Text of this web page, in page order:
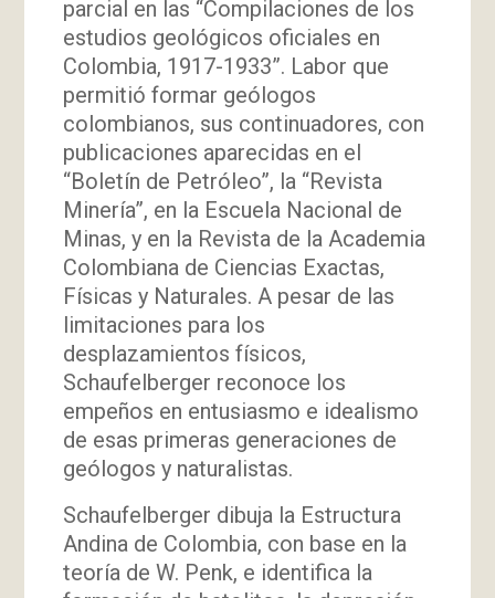
parcial en las “Compilaciones de los
estudios geológicos oficiales en
Colombia, 1917-1933”. Labor que
permitió formar geólogos
colombianos, sus continuadores, con
publicaciones aparecidas en el
“Boletín de Petróleo”, la “Revista
Minería”, en la Escuela Nacional de
Minas, y en la Revista de la Academia
Colombiana de Ciencias Exactas,
Físicas y Naturales. A pesar de las
limitaciones para los
desplazamientos físicos,
Schaufelberger reconoce los
empeños en entusiasmo e idealismo
de esas primeras generaciones de
geólogos y naturalistas.
Schaufelberger dibuja la Estructura
Andina de Colombia, con base en la
teoría de W. Penk, e identifica la